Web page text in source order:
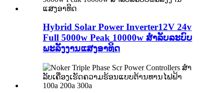
Hybrid Solar Power Inverter12V 24v
Full 5000w Peak 10000w ສໍາລັບລະບົບ
ພະລັງງານແສງອາທິດ